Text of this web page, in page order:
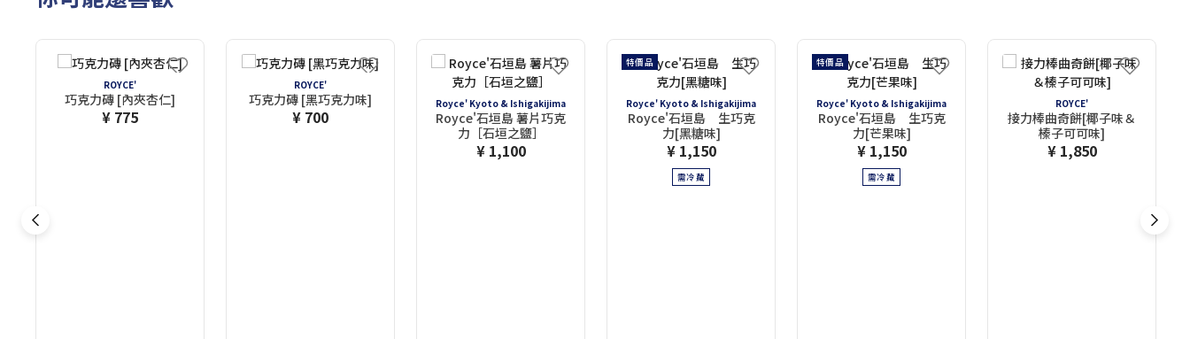
ROYCE'
巧克力磚 [內夾杏仁]
¥ 775
ROYCE'
巧克力磚 [黑巧克力味]
¥ 700
Royce' Kyoto & Ishigakijima
Royce'石垣島 薯片巧克
力［石垣之鹽］
¥ 1,100
特價品
Royce' Kyoto & Ishigakijima
Royce'石垣島 生巧克
力[黑糖味]
¥ 1,150
需冷藏
特價品
Royce' Kyoto & Ishigakijima
Royce'石垣島 生巧克
力[芒果味]
¥ 1,150
需冷藏
ROYCE'
接力棒曲奇餅[椰子味＆
榛子可可味]
¥ 1,850